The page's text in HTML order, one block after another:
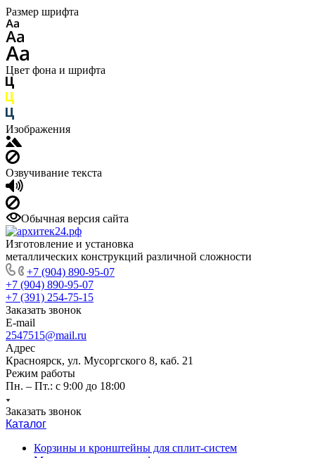
Размер шрифта
Цвет фона и шрифта
Изображения
Озвучивание текста
Обычная версия сайта
Изготовление и установка
металлических конструкций различной сложности
+7 (904) 890-95-07
+7 (904) 890-95-07
+7 (391) 254-75-15
Заказать звонок
E-mail
2547515@mail.ru
Адрес
Красноярск, ул. Мусоргского 8, каб. 21
Режим работы
Пн. – Пт.: с 9:00 до 18:00
Заказать звонок
Каталог
Корзины и кронштейны для сплит-систем